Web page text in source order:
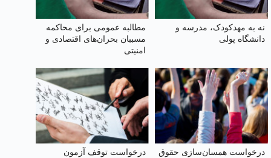
نه به مهدکودک، مدرسه و
دانشگاه پولی
مطالبه عمومی برای محاکمه
مسببان بحران‌های اقتصادی و
امنیتی
درخواست همسان‌سازی حقوق
درخواست توقف آزمون